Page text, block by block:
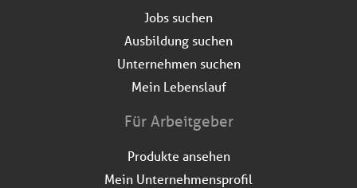
Jobs suchen
Ausbildung suchen
Unternehmen suchen
Mein Lebenslauf
Für Arbeitgeber
Produkte ansehen
Mein Unternehmensprofil